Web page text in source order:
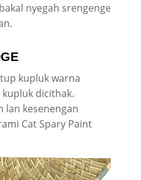
nyegah srengenge
kupluk warna
dicithak.
lan kesenengan
Cat Spary Paint